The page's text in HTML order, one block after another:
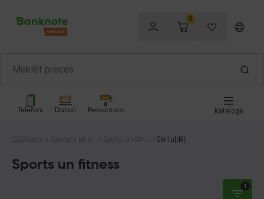
0
Telefoni Datori Remontam Katalogs
Sākums
Sportam un at
Sports un fitne
Skrituļdēļi
Sports un fitness
1